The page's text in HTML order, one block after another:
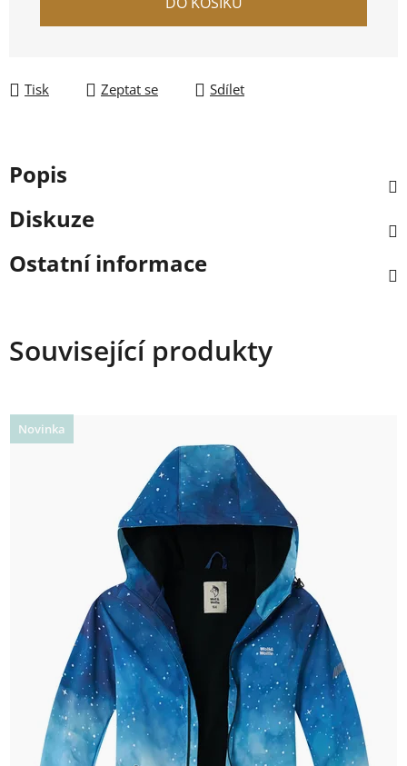
Tisk Zeptat se Sdílet
Popis
Diskuze
Ostatní informace
Související produkty
Novinka